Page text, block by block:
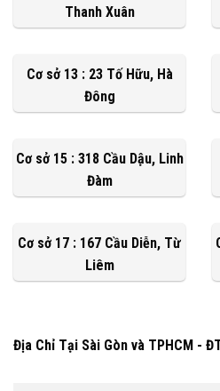
Thanh Xuân
Cơ sở 13 : 23 Tố Hữu, Hà
Đông
Cơ sở 15 : 318 Cầu Dậu, Linh
Đàm
Cơ sở 17 : 167 Cầu Diễn, Từ
Liêm
Địa Chỉ Tại Sài Gòn và TPHCM -